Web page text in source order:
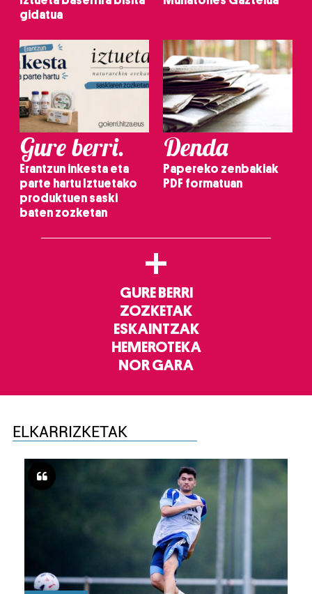
gidatua
Gure berri.
Erantzun inkesta eta
parte hartu Iztuetako
produktuen saski
baten zozketan
Denda
Papereko zenbakiak
PDF formatuan
+
GURE BERRI
ZOZKETAK
ESKAINTZAK
HEMEROTEKA
NOR GARA
ELKARRIZKETAK